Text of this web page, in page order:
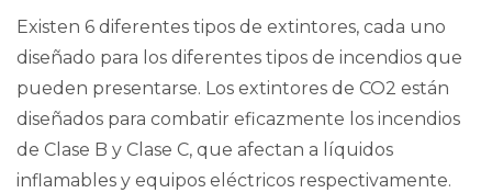
Existen 6 diferentes tipos de extintores, cada uno
diseñado para los diferentes tipos de incendios que
pueden presentarse. Los extintores de CO2 están
diseñados para combatir eficazmente los incendios
de Clase B y Clase C, que afectan a líquidos
inflamables y equipos eléctricos respectivamente.